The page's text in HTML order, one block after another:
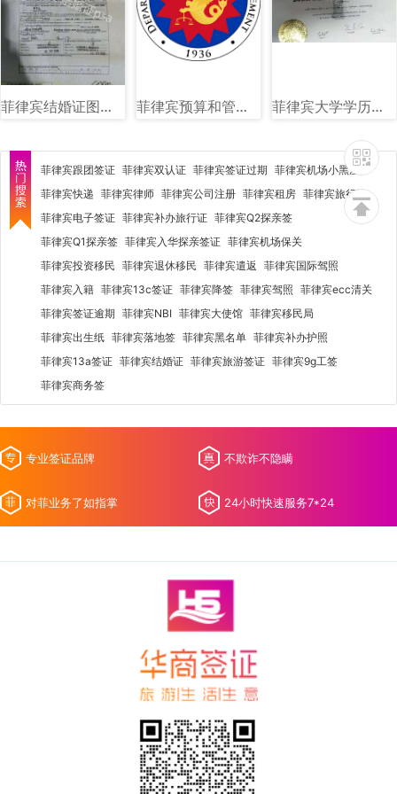
菲律宾结婚证图片样式讲解 菲律宾预算和管理部（DBM）图文讲解 菲律宾大学学历图片样式讲解
菲律宾跟团签证 菲律宾双认证 菲律宾签证过期 菲律宾机场小黑屋
菲律宾快递 菲律宾律师 菲律宾公司注册 菲律宾租房 菲律宾旅行社
菲律宾电子签证 菲律宾补办旅行证 菲律宾Q2探亲签
菲律宾Q1探亲签 菲律宾入华探亲签证 菲律宾机场保关
菲律宾投资移民 菲律宾退休移民 菲律宾遣返 菲律宾国际驾照
菲律宾入籍 菲律宾13c签证 菲律宾降签 菲律宾驾照 菲律宾ecc清关
菲律宾签证逾期 菲律宾NBI 菲律宾大使馆 菲律宾移民局
菲律宾出生纸 菲律宾落地签 菲律宾黑名单 菲律宾补办护照
菲律宾13a签证 菲律宾结婚证 菲律宾旅游签证 菲律宾9g工签
菲律宾商务签
专业签证品牌 不欺诈不隐瞒
对菲业务了如指掌 24小时快速服务7*24